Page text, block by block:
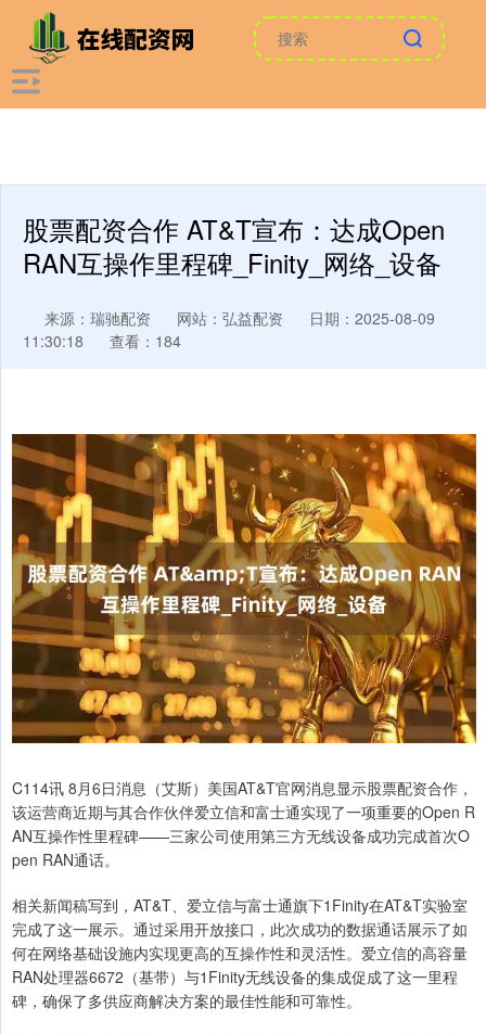
股票配资合作 AT&T宣布：达成Open
RAN互操作里程碑_Finity_网络_设备
来源：瑞驰配资 网站：弘益配资
日期：2025-08-09
11:30:18
查看：184
C114讯 8月6日消息（艾斯）美国AT&T官网消息显示股票配资合作，
该运营商近期与其合作伙伴爱立信和富士通实现了一项重要的Open R
AN互操作性里程碑——三家公司使用第三方无线设备成功完成首次O
pen RAN通话。
相关新闻稿写到，AT&T、爱立信与富士通旗下1Finity在AT&T实验室
完成了这一展示。通过采用开放接口，此次成功的数据通话展示了如
何在网络基础设施内实现更高的互操作性和灵活性。爱立信的高容量
RAN处理器6672（基带）与1Finity无线设备的集成促成了这一里程
碑，确保了多供应商解决方案的最佳性能和可靠性。